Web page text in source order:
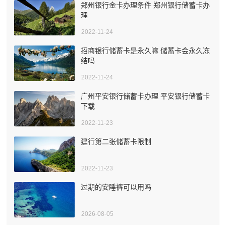
郑州银行金卡办理条件 郑州银行储蓄卡办
理
2022-11-24
招商银行储蓄卡是永久嘛 储蓄卡会永久冻
结吗
2022-11-24
广州平安银行储蓄卡办理 平安银行储蓄卡
下载
2022-11-23
建行第二张储蓄卡限制
2022-11-23
过期的安睡裤可以用吗
2026-08-05